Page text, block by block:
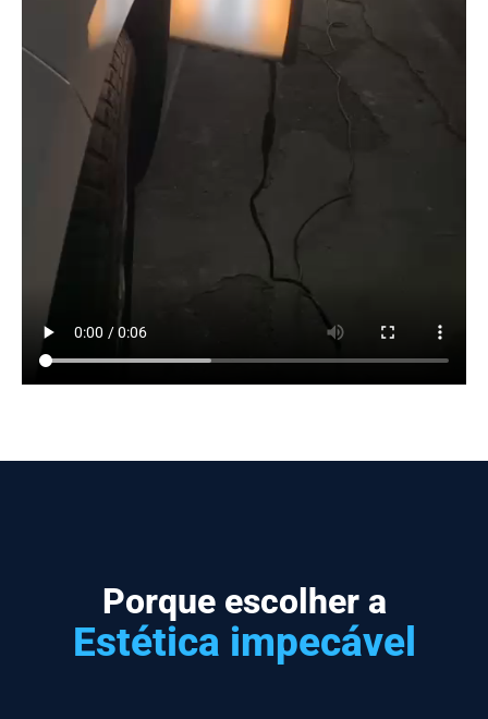
Porque escolher a
Estética impecável